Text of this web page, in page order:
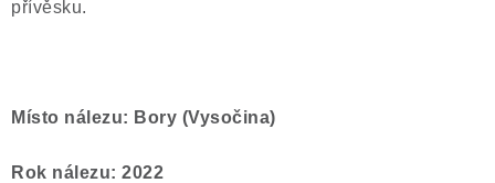
přívěsku.
Místo nálezu: Bory (Vysočina)
Rok nálezu: 2022